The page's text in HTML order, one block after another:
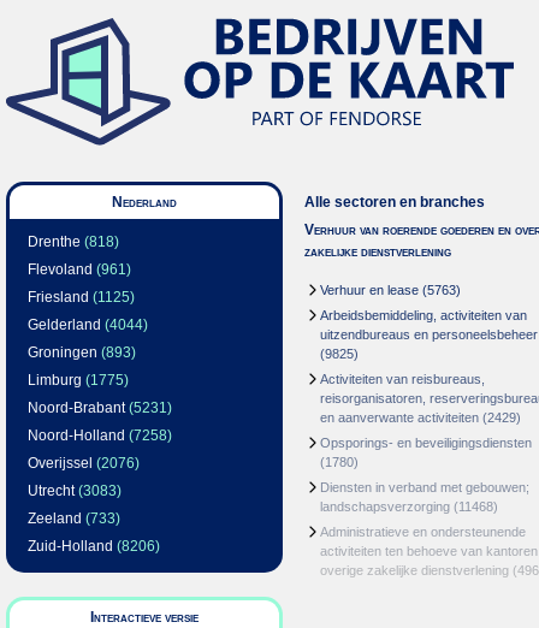
Nederland
Drenthe (818)
Flevoland (961)
Friesland (1125)
Gelderland (4044)
Groningen (893)
Limburg (1775)
Noord-Brabant(5231)
Noord-Holland (7258)
Overijssel (2076)
Utrecht(3083)
Zeeland (733)
Zuid-Holland (8206)
Interactieve versie
Alle sectoren en branches
Verhuur van roerende goederen en
zakelijke dienstverlening
Verhuur en lease (5763)
Arbeidsbemiddeling, activiteiten van
uitzendbureaus en personeelsbeheer
(9825)
Activiteiten van reisbureaus,
reisorganisatoren,
en aanverwante activiteiten (2429)
Opsporings- en beveiligingsdiensten
(1780)
Diensten in verband met gebouwen;
landschapsverzorging (11468)
Administratieve en ondersteunende
activiteiten ten behoeve van
overige zakelijke dienstverlening